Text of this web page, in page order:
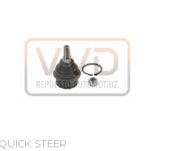
QUICK STEER